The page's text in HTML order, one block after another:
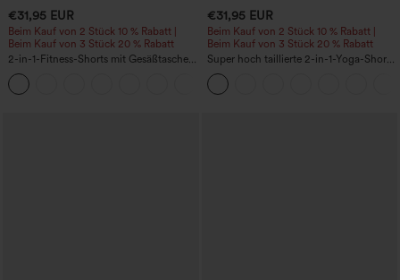
€31,95 EUR
Beim Kauf von 2 Stück 10 % Rabatt |
Beim Kauf von 3 Stück 20 % Rabatt
2-in-1-Fitness-Shorts mit Gesäßtasche
und seitlicher versteckter Tasche 6,3 cm
€31,95 EUR
Beim Kauf von 2 Stück 10 % Rabatt |
Beim Kauf von 3 Stück 20 % Rabatt
Super hoch taillierte 2-in-1-Yoga-Shorts
mit Gesäßtasche und Seitentasche-
längere Länge